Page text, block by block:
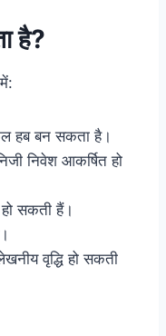
है?
हब बन सकता है।
निवेश आकर्षित हो
सकती हैं।
वृद्धि हो सकती